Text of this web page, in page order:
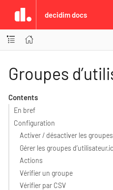
decidim docs
Groupes
Contents
En bref
Configuration
Activer / désactiver les groupes
Gérer les groupes
Actions
Vérifier un groupe
Vérifier par CSV